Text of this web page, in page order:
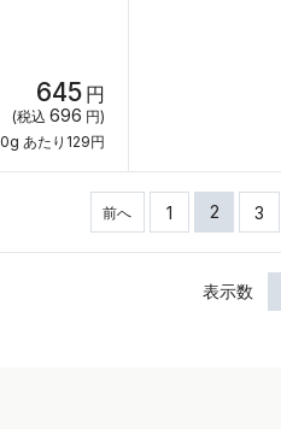
645 円
(税込 696 円)
あたり129円
前へ 1 2 3
表示数